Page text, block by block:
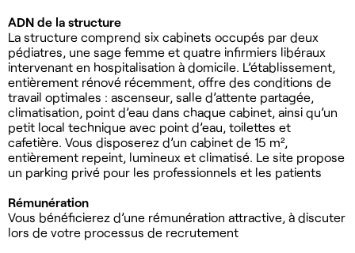
ADN de la structure
La structure comprend six cabinets occupés par deux
pédiatres, une sage femme et quatre infirmiers libéraux
intervenant en hospitalisation à domicile. L’établissement,
entièrement rénové récemment, offre des conditions de
travail optimales : ascenseur, salle d’attente partagée,
climatisation, point d’eau dans chaque cabinet, ainsi qu’un
petit local technique avec point d’eau, toilettes et
cafetière. Vous disposerez d’un cabinet de 15 m²,
entièrement repeint, lumineux et climatisé. Le site propose
un parking privé pour les professionnels et les patients
Rémunération
Vous bénéficierez d’une rémunération attractive, à discuter
lors de votre processus de recrutement